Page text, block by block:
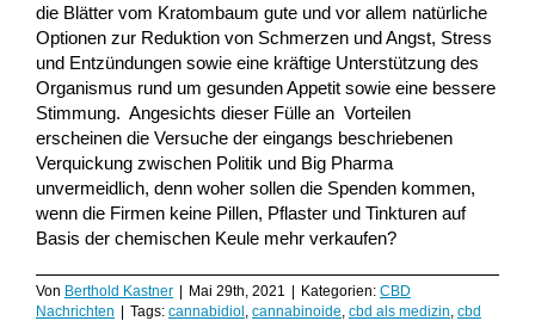
die Blätter vom Kratombaum gute und vor allem natürliche
Optionen zur Reduktion von Schmerzen und Angst, Stress
und Entzündungen sowie eine kräftige Unterstützung des
Organismus rund um gesunden Appetit sowie eine bessere
Stimmung. Angesichts dieser Fülle an Vorteilen
erscheinen die Versuche der eingangs beschriebenen
Verquickung zwischen Politik und Big Pharma
unvermeidlich, denn woher sollen die Spenden kommen,
wenn die Firmen keine Pillen, Pflaster und Tinkturen auf
Basis der chemischen Keule mehr verkaufen?
Von Berthold Kastner | Mai 29th, 2021 | Kategorien: CBD
Nachrichten | Tags: cannabidiol, cannabinoide, cbd als medizin, cbd